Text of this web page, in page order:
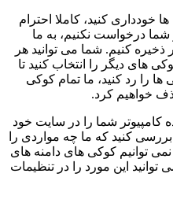
خودداری کنید، کاملا احترام
شما درخواست نکنیم، به ما
ذخیره کنیم. شما می توانید هر
های دیگر را انتخاب کنید تا
ها را رد کنید، ما تمام کوکی
خواهیم کرد.
شما را در سایت خود
بررسی کنید که ما چه مواردی را
نمی توانیم کوکی های دامنه های
توانید این مورد را در تنظیمات